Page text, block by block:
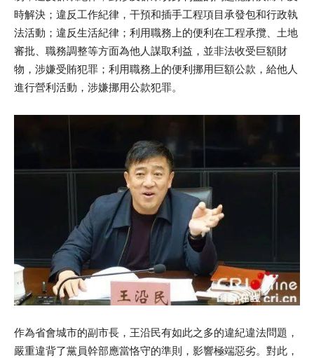
時解決；違反工作紀律，干預和插手工程項目承發包和行政執
法活動；違反生活紀律；利用職務上的便利在工程承攬、土地
審批、職務調整等方面為他人謀取利益，並非法收受巨額財
物，涉嫌受賄犯罪；利用職務上的便利挪用巨額公款，給他人
進行營利活動，涉嫌挪用公款犯罪。
作為省會城市的副市長，王沿民有如此之多的違紀違法問題，
嚴重違背了黨員幹部應當恪守的準則，影響極端惡劣。對此，